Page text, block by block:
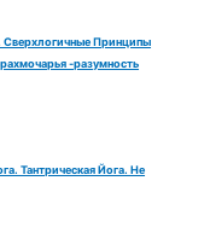
Принципы
-разумность
Тантрическая Йога. Не